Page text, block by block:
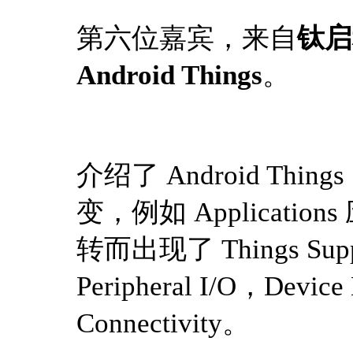
第六位嘉宾，来自钛
Android Things。
介绍了 Android
变，例如
转而出现了 Things
Peripheral I/O，
Connectivity。